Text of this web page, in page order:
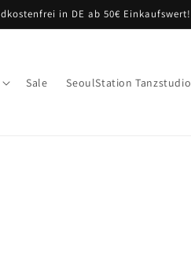
in DE ab 50€ Einkaufswert!
Sale SeoulStation Tanzstudio